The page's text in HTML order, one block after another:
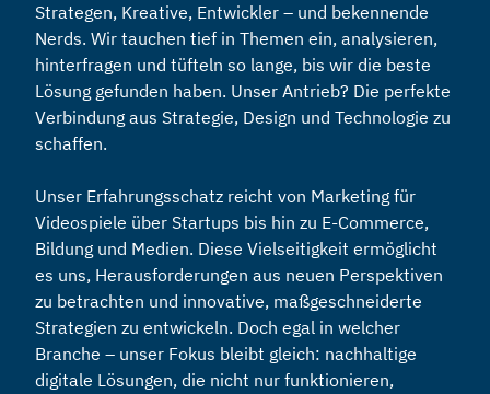
Strategen, Kreative, Entwickler – und bekennende
Nerds. Wir tauchen tief in Themen ein, analysieren,
hinterfragen und tüfteln so lange, bis wir die beste
Lösung gefunden haben. Unser Antrieb? Die perfekte
Verbindung aus Strategie, Design und Technologie zu
schaffen.
Unser Erfahrungsschatz reicht von Marketing für
Videospiele über Startups bis hin zu E-Commerce,
Bildung und Medien. Diese Vielseitigkeit ermöglicht
es uns, Herausforderungen aus neuen Perspektiven
zu betrachten und innovative, maßgeschneiderte
Strategien zu entwickeln. Doch egal in welcher
Branche – unser Fokus bleibt gleich: nachhaltige
digitale Lösungen, die nicht nur funktionieren,